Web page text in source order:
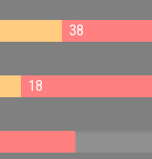
38
18